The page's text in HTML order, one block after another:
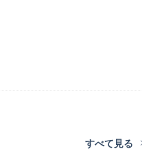
すべて見る